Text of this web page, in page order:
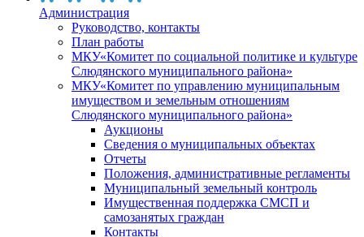
Администрация
Руководство, контакты
План работы
МКУ«Комитет по социальной политике и культуре
Слюдянского муниципального района»
МКУ«Комитет по управлению муниципальным
имуществом и земельным отношениям
Слюдянского муниципального района»
Аукционы
Сведения о муниципальных объектах
Отчеты
Положения, административные регламенты
Муниципальный земельный контроль
Имущественная поддержка СМСП и
самозанятых граждан
Контакты